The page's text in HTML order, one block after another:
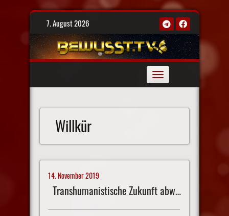
Skip
7. August 2026
Toggle
navigation
Willkür
14. November 2019
Transhumanistische Zukunft abwenden